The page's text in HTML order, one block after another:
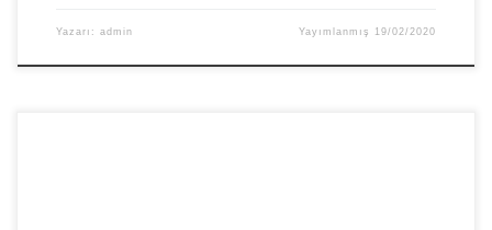
Yazarı: admin Yayımlanmış 19/02/2020